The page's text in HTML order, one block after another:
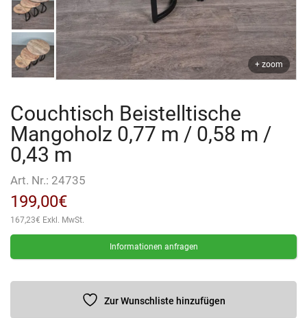
+ zoom
Couchtisch Beistelltische
Mangoholz 0,77 m / 0,58 m /
0,43 m
Art. Nr.: 24735
199,00€
167,23€ Exkl. MwSt.
Informationen anfragen
Zur Wunschliste hinzufügen